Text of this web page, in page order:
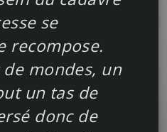
se
recompose.
mondes, un
un tas de
donc de